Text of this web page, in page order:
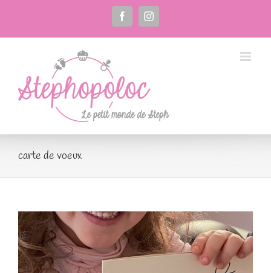
FacebookInstagram
carte de voeux